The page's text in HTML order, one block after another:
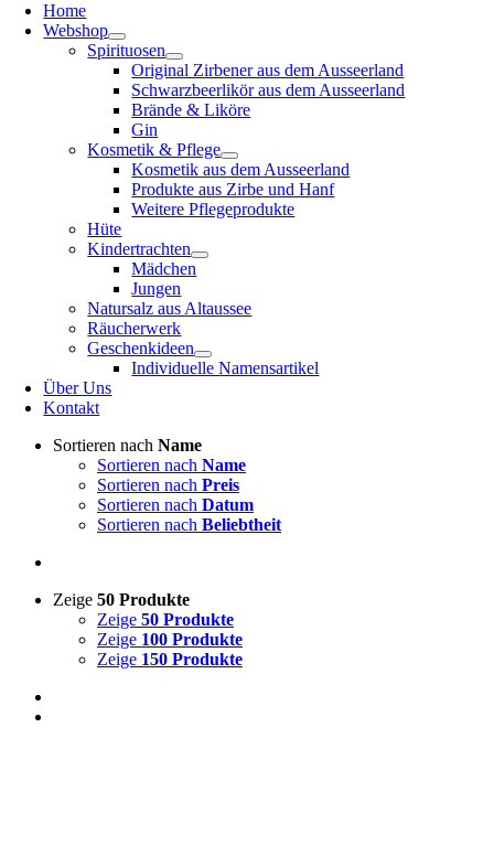
Home
Webshop
Spirituosen
Original Zirbener aus dem Ausseerland
Schwarzbeerlikör aus dem Ausseerland
Brände & Liköre
Gin
Kosmetik & Pflege
Kosmetik aus dem Ausseerland
Produkte aus Zirbe und Hanf
Weitere Pflegeprodukte
Hüte
Kindertrachten
Mädchen
Jungen
Natursalz aus Altaussee
Räucherwerk
Geschenkideen
Individuelle Namensartikel
Über Uns
Kontakt
Sortieren nach Name
Sortieren nach Name
Sortieren nach Preis
Sortieren nach Datum
Sortieren nach Beliebtheit
Zeige 50 Produkte
Zeige 50 Produkte
Zeige 100 Produkte
Zeige 150 Produkte